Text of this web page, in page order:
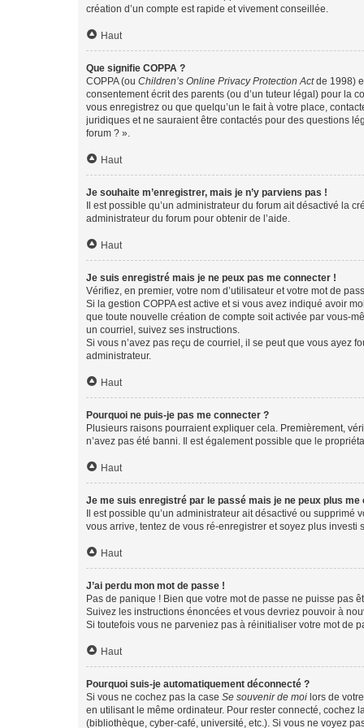
création d’un compte est rapide et vivement conseillée.
Haut
Que signifie COPPA ?
COPPA (ou Children’s Online Privacy Protection Actde 1998)
consentement écrit des parents (ou d’un tuteur légal) pour la
vous enregistrez ou que quelqu’un le fait à votre place,
juridiques et ne sauraient être contactés pour des questions
forum ? ».
Haut
Je souhaite m’enregistrer, mais je n’y parviens pas !
Il est possible qu’un administrateur du forum ait désactivé la
administrateur du forum pour obtenir de l’aide.
Haut
Je suis enregistré mais je ne peux pas me connecter !
Vérifiez, en premier, votre nom d’utilisateur et votre mot de
Si la gestion COPPA est active et si vous avez indiqué avoir
que toute nouvelle création de compte soit activée par vous-
un courriel, suivez ses instructions.
Si vous n’avez pas reçu de courriel, il se peut que vous ayez
administrateur.
Haut
Pourquoi ne puis-je pas me connecter ?
Plusieurs raisons pourraient expliquer cela. Premièrement,
n’avez pas été banni. Il est également possible que le
Haut
Je me suis enregistré par le passé mais je ne peux plus me
Il est possible qu’un administrateur ait désactivé ou
vous arrive, tentez de vous ré-enregistrer et soyez plus investi
Haut
J’ai perdu mon mot de passe !
Pas de panique ! Bien que votre mot de passe ne puisse pas
Suivez les instructions énoncées et vous devriez pouvoir à
Si toutefois vous ne parveniez pas à réinitialiser votre mot de
Haut
Pourquoi suis-je automatiquement déconnecté ?
Si vous ne cochez pas la case Se souvenir de moi lors de
en utilisant le même ordinateur. Pour rester connecté, cochez
(bibliothèque, cyber-café, université, etc.). Si vous ne voyez